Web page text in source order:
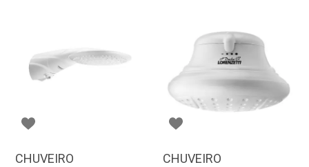
CHUVEIRO
CHUVEIRO